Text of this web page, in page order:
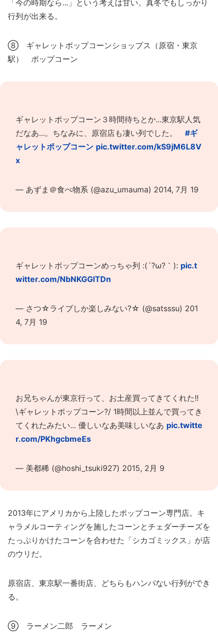
「今の時期なら...」という考えは甘い。真冬でもしっかり
行列が出来る。
⑧ ギャレットポップコーンショップス（原宿・東京
駅） ポップコーン
ギャレットポップコーン３時間待ちとか...東京駅人気
だなあ...。ちなみに、原宿店も凄い列でした。 #ギ
ャレットポップコーン pic.twitter.com/kS9jM6L8V
x
— あずま＠食べ物系 (@azu_umauma) 2014, 7月 19
ギャレットポップコーンめっちゃ列 :(´?ω?｀): pic.t
witter.com/NbNKGGlTDn
— さつ☆ライブしか楽しみない?☆ (@satsssu) 201
4, 7月 19
お兄ちゃんが東京行って、お土産買ってきてくれた!!
\ギャレットポップコーン?/ 1時間以上並んで買ってき
てくれたみたい... 優しいなあ美味しいなあ pic.twitte
r.com/PKhgcbmeEs
— 美都稀 (@hoshi_tsuki927) 2015, 2月 9
2013年にアメリカから上陸したポップコーン専門店。キ
ャラメルコーティングを施したコーンとチェダーチーズを
たっぷりかけたコーンを合わせた「シカゴミックス」が店
のウリだ。
原宿店、東京駅一番街店、どちらもハンパない行列ができ
る。
⑨ ラーメン二郎 ラーメン